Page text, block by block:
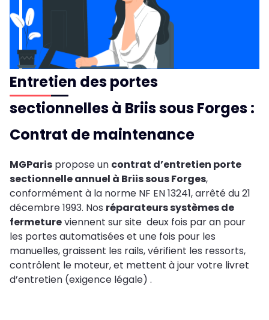
Entretien des portes
sectionnelles à Briis sous Forges :
Contrat de maintenance
MGParis propose un contrat d’entretien porte
sectionnelle annuel à Briis sous Forges,
conformément à la norme NF EN 13241, arrêté du 21
décembre 1993. Nos réparateurs systèmes de
fermetureviennent sur site deux fois par an pour
les portes automatisées et une fois pour les
manuelles, graissent les rails, vérifient les ressorts,
contrôlent le moteur, et mettent à jour votre livret
d’entretien (exigence légale) .